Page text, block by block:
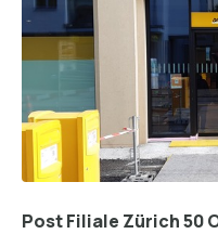
Post Filiale Zürich 50